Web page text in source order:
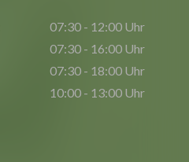
07:30 - 12:00 Uhr
07:30 - 16:00 Uhr
07:30 - 18:00 Uhr
10:00 - 13:00 Uhr